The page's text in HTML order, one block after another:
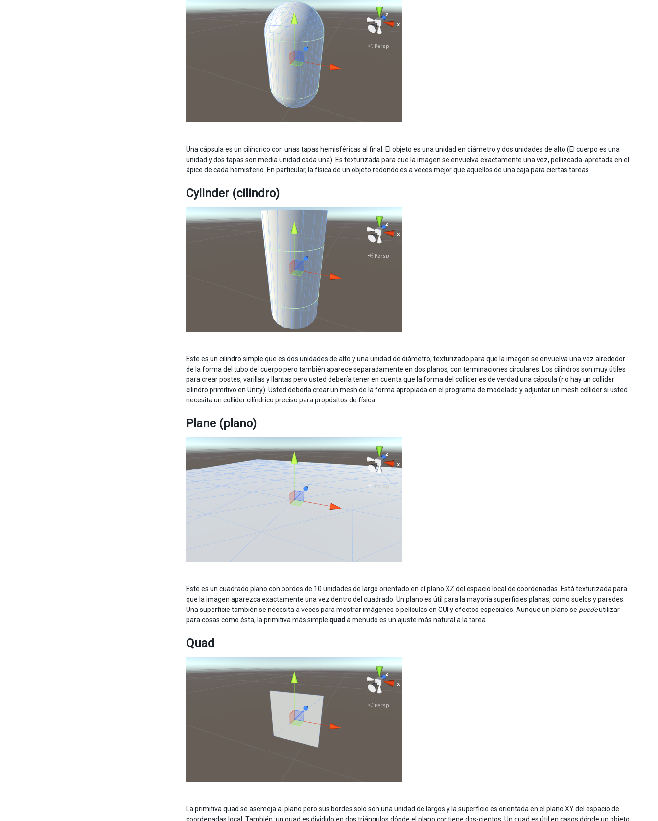
Una cápsula es un cilíndrico con unas tapas hemisféricas al final. El objeto es una unidad en diámetro y dos unidades de alto (El cuerpo es una
unidad y dos tapas son media unidad cada una). Es texturizada para que la imagen se envuelva exactamente una vez, pellizcada-apretada en el
ápice de cada hemisferio. En particular, la física de un objeto redondo es a veces mejor que aquellos de una caja para ciertas tareas.
Cylinder (cilindro)
Este es un cilindro simple que es dos unidades de alto y una unidad de diámetro, texturizado para que la imagen se envuelva una vez alrededor
de la forma del tubo del cuerpo pero también aparece separadamente en dos planos, con terminaciones circulares. Los cilindros son muy útiles
para crear postes, varillas y llantas pero usted debería tener en cuenta que la forma del collider es de verdad una cápsula (no hay un collider
cilindro primitivo en Unity). Usted debería crear un mesh de la forma apropiada en el programa de modelado y adjuntar un mesh collider si usted
necesita un collider cilíndrico preciso para propósitos de física.
Plane (plano)
Este es un cuadrado plano con bordes de 10 unidades de largo orientado en el plano XZ del espacio local de coordenadas. Está texturizada para
que la imagen aparezca exactamente una vez dentro del cuadrado. Un plano es útil para la mayoría superficies planas, como suelos y paredes.
Una superficie también se necesita a veces para mostrar imágenes o películas en GUI y efectos especiales. Aunque un plano se puedeutilizar
para cosas como ésta, la primitiva más simple quada menudo es un ajuste más natural a la tarea.
Quad
La primitiva quad se asemeja al plano pero sus bordes solo son una unidad de largos y la superficie es orientada en el plano XY del espacio de
coordenadas local. También, un quad es dividido en dos triángulos dónde el plano contiene dos-cientos. Un quad es útil en casos dónde un objeto